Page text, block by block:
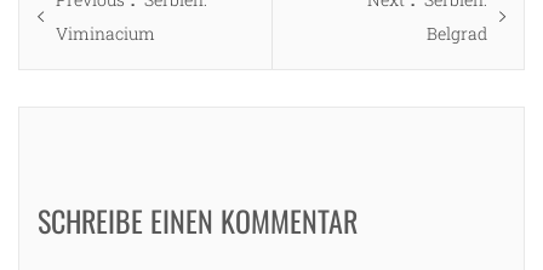
post:
Viminacium
post:
Belgrad
SCHREIBE EINEN KOMMENTAR